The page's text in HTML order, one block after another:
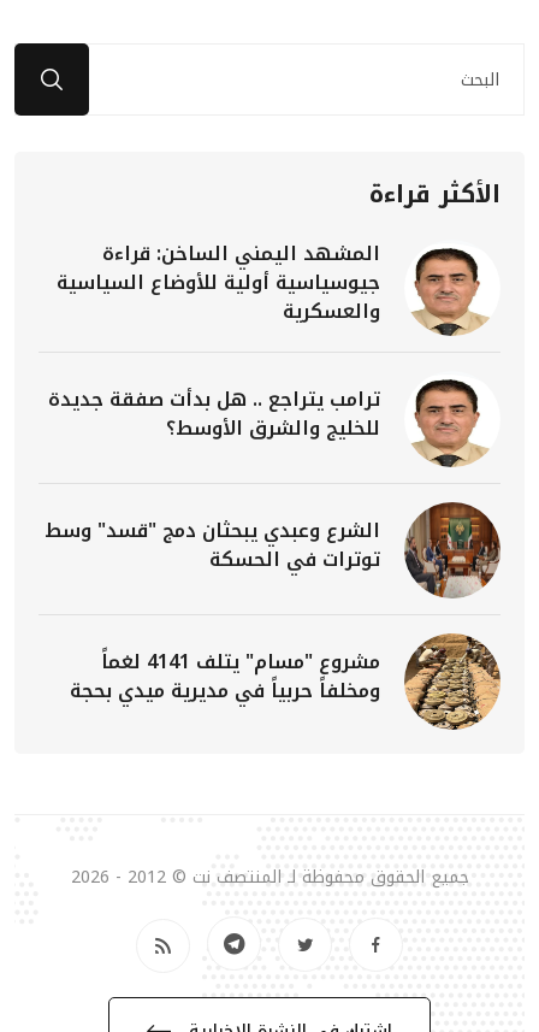
الأكثر قراءة
المشهد اليمني الساخن: قراءة
جيوسياسية أولية للأوضاع السياسية
والعسكرية
ترامب يتراجع .. هل بدأت صفقة جديدة
للخليج والشرق الأوسط؟
الشرع وعبدي يبحثان دمج "قسد" وسط
توترات في الحسكة
مشروع "مسام" يتلف 4141 لغماً
ومخلفاً حربياً في مديرية ميدي بحجة
جميع الحقوق محفوظة لـ المنتصف نت © 2012 - 2026